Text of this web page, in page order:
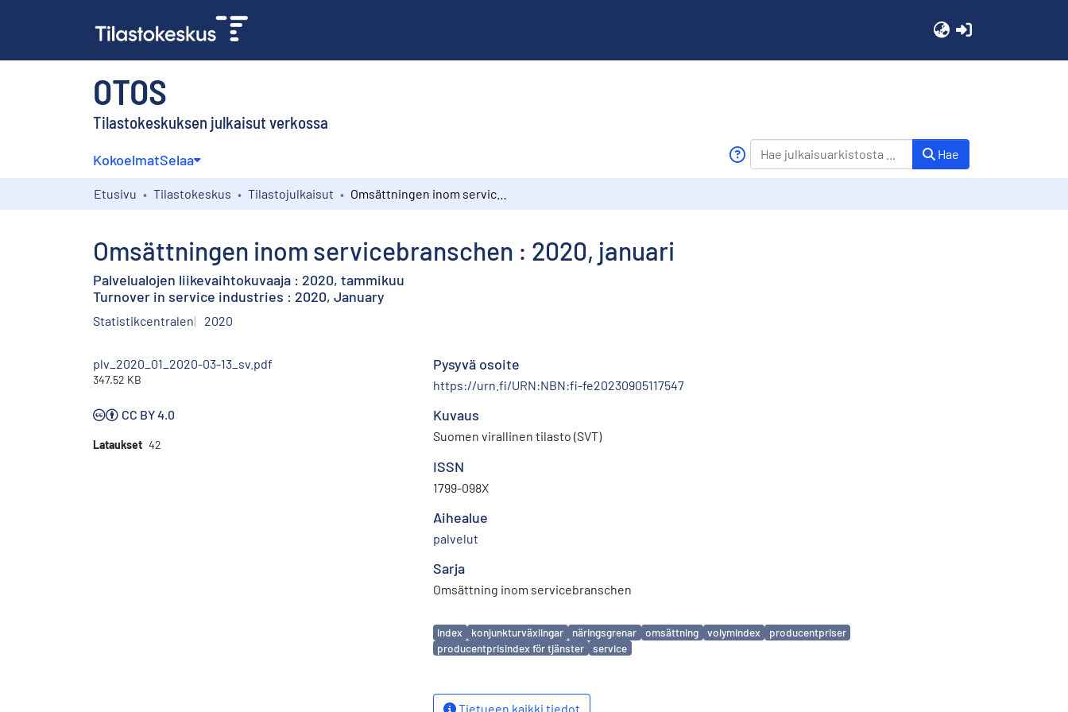
OTOS
Tilastokeskuksen julkaisut verkossa
KokoelmatSelaa Hae
Etusivu Tilastokeskus Tilastojulkaisut
Omsättningen inom servicebranschen : 2020, januari
Palvelualojen liikevaihtokuvaaja : 2020, tammikuu
Turnover in service industries : 2020, January
Statistikcentralen 2020
plv_2020_01_2020-03-13_sv.pdf
347.52 KB
CC BY 4.0
Lataukset 42
Pysyvä osoite
https://urn.fi/URN:NBN:fi-fe20230905117547
Kuvaus
Suomen virallinen tilasto (SVT)
ISSN
1799-098X
Aihealue
palvelut
Sarja
Omsättning inom servicebranschen
Avainsanat
index konjunkturväxlingar näringsgrenar omsättning volymindex
producentpriser
producentprisindex för tjänster
service
Tietueen kaikki tiedot